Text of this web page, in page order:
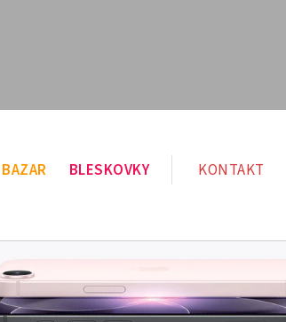
BAZAR BLESKOVKY KONTAKT